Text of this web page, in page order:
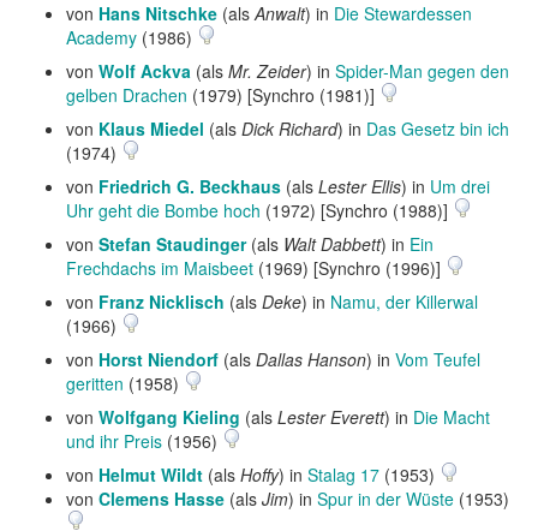
von Hans Nitschke (alsAnwalt) in Die Stewardessen
Academy (1986)
von Wolf Ackva (als Mr. Zeider) in Spider-Man gegen den
gelben Drachen (1979) [Synchro (1981)]
von Klaus Miedel (als Dick Richard) in Das Gesetz bin ich
(1974)
von Friedrich G. Beckhaus (als Lester Ellis) in Um drei
Uhr geht die Bombe hoch (1972) [Synchro (1988)]
von Stefan Staudinger(als Walt Dabbett) in Ein
Frechdachs im Maisbeet (1969) [Synchro (1996)]
von Franz Nicklisch (als Deke) in Namu, der Killerwal
(1966)
von Horst Niendorf (als Dallas Hanson) in Vom Teufel
geritten (1958)
von Wolfgang Kieling (als Lester Everett) in Die Macht
und ihr Preis (1956)
von Helmut Wildt (als Hoffy) in Stalag 17 (1953)
von Clemens Hasse (als Jim) in Spur in der Wüste (1953)